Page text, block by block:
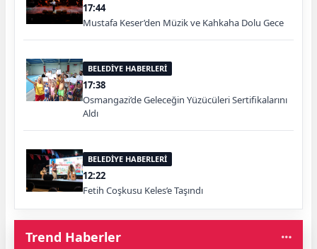
17:44
Mustafa Keser’den Müzik ve Kahkaha Dolu Gece
BELEDİYE HABERLERİ
17:38
Osmangazi’de Geleceğin Yüzücüleri Sertifikalarını
Aldı
BELEDİYE HABERLERİ
12:22
Fetih Coşkusu Keles’e Taşındı
Trend Haberler